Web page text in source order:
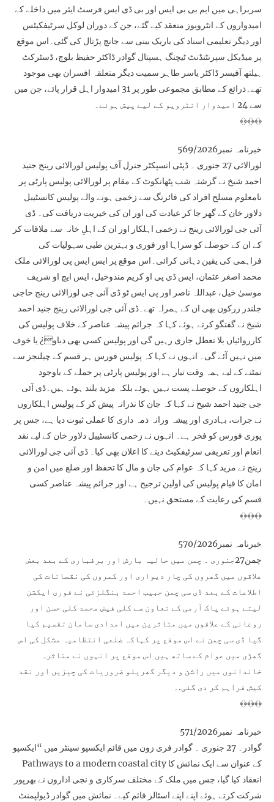
سربراہی میں ایم بی بی ایس اور بی ڈی ایس فرسٹ ایئر میں داخلے کے
امیدواروں کے انٹرویوز منعقد کیے گئے، جن کے دوران لوکل سرٹیفکیٹس
اور دیگر تعلیمی اسناد کی باریک بینی سے جانچ پڑتال کی گئی۔اس موقع
پر میڈیکل سپرنٹنڈنٹ ٹیچنگ ہسپتال گوادر ڈاکٹر حفیظ بلوچ، ڈسٹرکٹ
ہیلتھ آفیسر ڈاکٹر یاسر طاہر سمیت دیگر متعلقہ افسران بھی موجود
تھے۔ذرائع کے مطابق مجموعی طور پر 31 امیدوار اہل قرار پائے، جن میں
سے 24 امیدوار انٹرویو کے لیے پیش ہوئے۔
﴾﴿﴾﴿﴾﴿
خبرنامہ نمبر569/2026
لورالائی 27 جنوری ۔ ڈپٹی انسپکٹر جنرل آف پولیس لورالائی رینج جنید
احمد شیخ نے گزشتہ شب پٹھانکوٹ کے مقام پر لورالائی پولیس پارٹی پر
نامعلوم مسلح افراد کی فائرنگ سے زخمی ہونے والے پولیس کانسٹیبل
دلاور خان کے گھر جا کر عیادت کی اور ان کی خیریت دریافت کی۔ ڈی
آئی جی لورالائی رینج نے زخمی اہلکار اور ان کے اہلِ خانہ سے ملاقات کر
کے ان کے حوصلے کو سراہا اور فوری و بہترین طبی سہولیات کی
فراہمی کی یقین دہانی کرائی۔اس موقع پر ایس ایس پی لورالائی ملک
محمد اصغر عثمان، ایس ڈی پی او کریم مندوخیل، ایس ایچ او شریف
موسیٰ خیل، عبداللہ ناصر اور پی ایس ٹو ڈی آئی جی لورالائی رینج حاجی
جلندر زرکون بھی ان کے ہمراہ تھے۔ڈی آئی جی لورالائی رینج جنید احمد
شیخ نے گفتگو کرتے ہوئے کہا کہ جرائم پیشہ عناصر کے خلاف پولیس کی
کارروائیاں بلا تعطل جاری رہیں گی اور پولیس کسی بھی دباو¿ یا خوف
میں نہیں آئے گی۔ انہوں نے کہا کہ پولیس فورس ہر قسم کے چیلنجز سے
نمٹنے کے لیے ہمہ وقت تیار ہے اور پولیس پارٹی پر حملے کے باوجود
اہلکاروں کے حوصلے پست نہیں ہوئے بلکہ مزید بلند ہوئے ہیں۔ڈی آئی
جی جنید احمد شیخ نے کہا کہ جان کا نذرانہ پیش کر کے پولیس اہلکاروں
نے جرات، بہادری اور پیشہ ورانہ ذمہ داری کا عملی ثبوت دیا ہے، جس پر
پوری فورس کو فخر ہے۔ انہوں نے زخمی کانسٹیبل دلاور خان کے لیے نقد
انعام اور تعریفی سرٹیفکیٹ دینے کا اعلان بھی کیا۔ ڈی آئی جی لورالائی
رینج نے مزید کہا کہ عوام کی جان و مال کا تحفظ اور ضلع میں امن و
امان کا قیام پولیس کی اولین ترجیح ہے اور جرائم پیشہ عناصر کسی
قسم کی رعایت کے مستحق نہیں۔
﴾﴿﴾﴿﴾﴿
خبرنامہ نمبر570/2026
چمن27جنوری ۔ چمن میں حالیہ بارش اور برفباری کے بعد بعض
علاقوں میں گھروں کی چار دیواری اور کمروں کی نقصانات کی
اطلاعات کے بعد ڈی سی چمن حبیب احمد بنگلزئی نے فوری ایکشن
لیتے ہوئے پاک آرمی کے تعاون سے کلی فیض محمد کلی حسن اور
روغانی کے علاقوں میں متاثرین میں امدادی سامان تقسیم کیا
گیا ڈی سی چمن نے اس موقع پر کہاکہ ضلعی انتظامیہ مشکل کی اس
گھڑی میں عوام کے ساتھ ہیں اس موقع پر انہوں نے متاثرہ
خاندانوں میں راشن و دیگر گھریلو ضروریات کی چیزیں اور نقد
کیش فراہم کر دی گئی.۔
﴾﴿﴾﴿﴾﴿
خبرنامہ نمبر571/2026
گوادر۔ 27 جنوری ۔ گوادر فری زون میں قائم ایکسپو سینٹر میں “ایکسپو
Pathways to a modern coastal city کے عنوان سے ایک نمائش کا
انعقاد کیا گیا، جس میں ملک کے مختلف سرکاری و نجی اداروں نے بھرپور
شرکت کرتے ہوئے اپنے اپنے اسٹالز قائم کیے۔ نمائش میں گوادر ڈیولپمنٹ